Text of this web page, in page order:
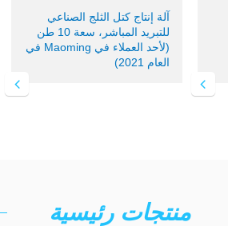
آلة إنتاج كتل الثلج الصناعي
للتبريد المباشر، سعة 10 طن
(لأحد العملاء في Maoming في
العام 2021)
منتجات رئيسية